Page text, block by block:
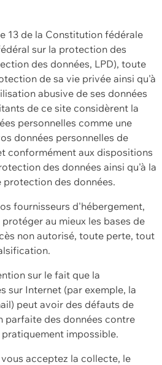
13 de la Constitution fédérale
sur la protection des
des données, LPD), toute
de sa vie privée ainsi qu'à
abusive de ses données
de ce site considèrent la
personnelles comme une
données personnelles de
conformément aux dispositions
des données ainsi qu'à la
des données.
fournisseurs d'hébergement,
au mieux les bases de
non autorisé, toute perte, tout
sur le fait que la
sur Internet (par exemple, la
peut avoir des défauts de
parfaite des données contre
impossible.
acceptez la collecte, le